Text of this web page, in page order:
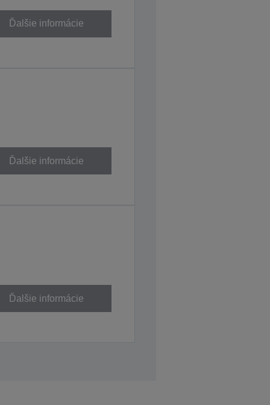
Ďalšie informácie
Ďalšie informácie
Ďalšie informácie